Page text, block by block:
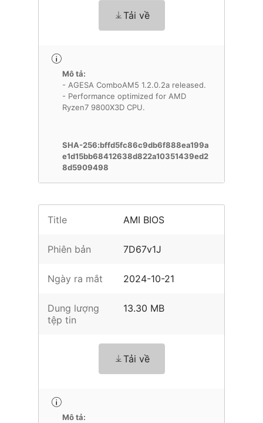
Tải về
Mô tả:
- AGESA ComboAM5 1.2.0.2a released.
- Performance optimized for AMD
Ryzen7 9800X3D CPU.
SHA-256:bffd5fc86c9db6f888ea199a
e1d15bb68412638d822a10351439ed2
8d5909498
Title AMI BIOS
Phiên bản 7D67v1J
Ngày ra mắt 2024-10-21
Dung lượng
tệp tin
13.30 MB
Tải về
Mô tả: